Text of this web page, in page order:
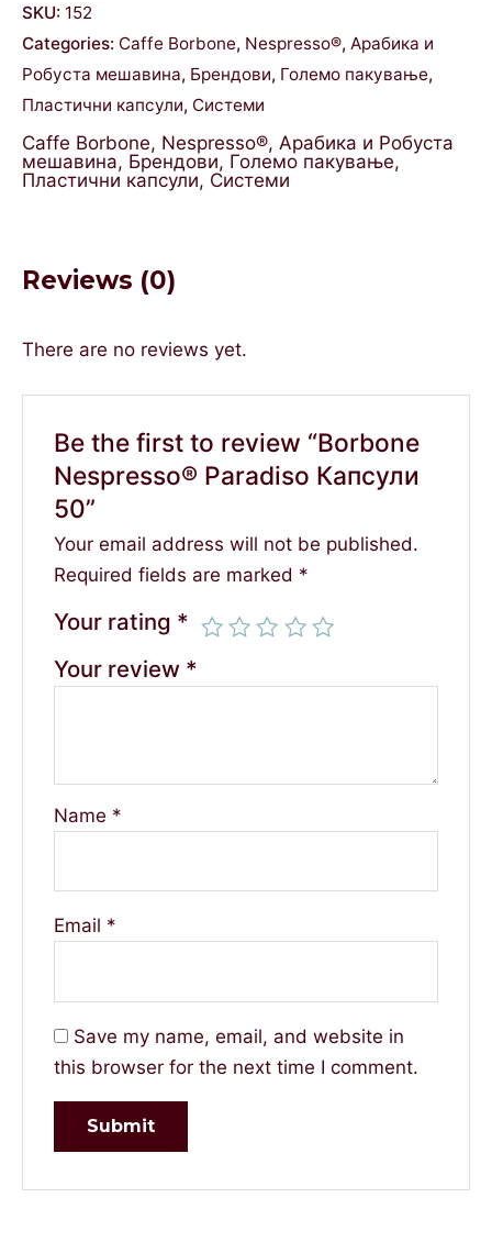
SKU: 152
Categories: Caffe Borbone, Nespresso®, Арабика и
Робуста мешавина, Брендови, Големо пакување,
Пластични капсули, Системи
Caffe Borbone, Nespresso®, Арабика и Робуста
мешавина, Брендови, Големо пакување,
Пластични капсули, Системи
Reviews (0)
There are no reviews yet.
Be the first to review “Borbone
Nespresso® Paradiso Капсули
50”
Your email address will not be published.
Required fields are marked *
Your rating *
Your review *
Name *
Email *
Save my name, email, and website in
this browser for the next time I comment.